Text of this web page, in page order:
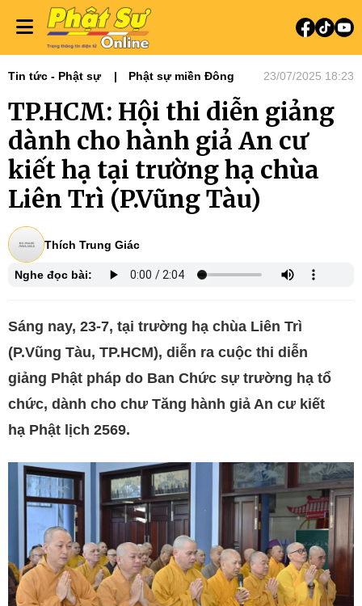
Tin tức - Phật sự Phật sự miền Đông 23/07/2025 18:23
TP.HCM: Hội thi diễn giảng
dành cho hành giả An cư
kiết hạ tại trường hạ chùa
Liên Trì (P.Vũng Tàu)
Thích Trung Giác
Nghe đọc bài:
Sáng nay, 23-7, tại trường hạ chùa Liên Trì
(P.Vũng Tàu, TP.HCM), diễn ra cuộc thi diễn
giảng Phật pháp do Ban Chức sự trường hạ tổ
chức, dành cho chư Tăng hành giả An cư kiết
hạ Phật lịch 2569.